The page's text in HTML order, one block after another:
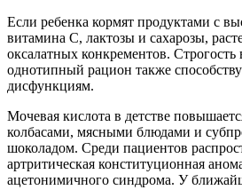
Если ребенка кормят продуктами с
витамина С, лактозы и сахарозы,
оксалатных конкрементов.
однотипный рацион также
дисфункциям.
Мочевая кислота в детстве
колбасами, мясными блюдами и
шоколадом. Среди пациентов
артритическая конституционная
ацетонимичного синдрома. У